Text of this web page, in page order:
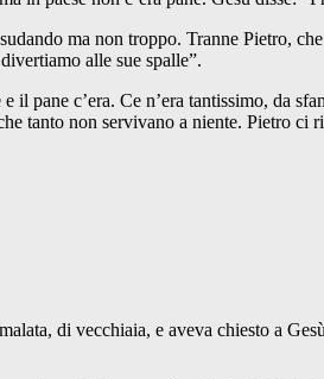
ma non troppo. Tranne Pietro,
alle sue spalle”.
pane c’era. Ce n’era tantissimo, da
tanto non servivano a niente. Pietro
di vecchiaia, e aveva chiesto a